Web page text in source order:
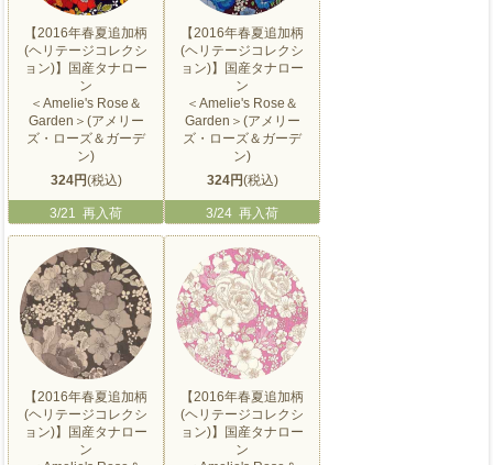
【2016年春夏追加柄
(ヘリテージコレクシ
ョン)】国産タナロー
ン
＜Amelie's Rose＆
Garden＞(アメリー
ズ・ローズ＆ガーデ
ン)
324円(税込)
3/21 再入荷
【2016年春夏追加柄
(ヘリテージコレクシ
ョン)】国産タナロー
ン
＜Amelie's Rose＆
Garden＞(アメリー
ズ・ローズ＆ガーデ
ン)
324円(税込)
3/24 再入荷
【2016年春夏追加柄
(ヘリテージコレクシ
ョン)】国産タナロー
ン
【2016年春夏追加柄
(ヘリテージコレクシ
ョン)】国産タナロー
ン